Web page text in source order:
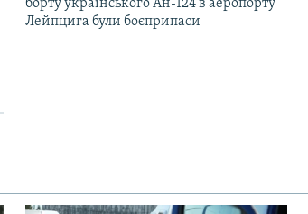
борту українського Ан-124 в аеропорту
Лейпцига були боєприпаси